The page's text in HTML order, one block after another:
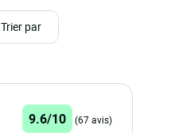
Trier par
9.6/10 (67 avis)